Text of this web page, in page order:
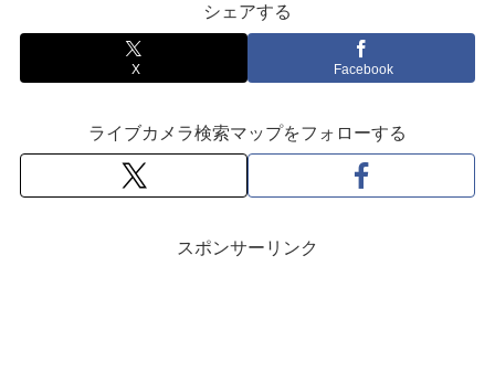
シェアする
X Facebook
ライブカメラ検索マップをフォローする
スポンサーリンク